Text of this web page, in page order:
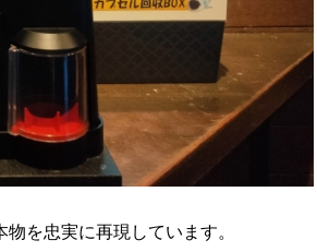
を忠実に再現しています。